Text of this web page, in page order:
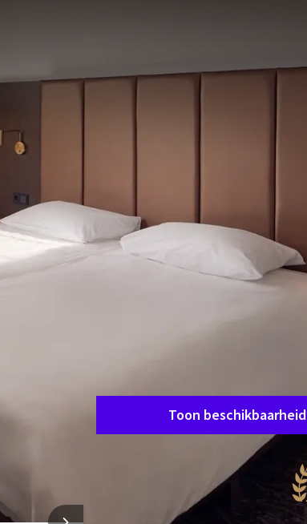
weekendje
Kamerindeling
1 kamer, 2 personen
Toon beschikbaarheid